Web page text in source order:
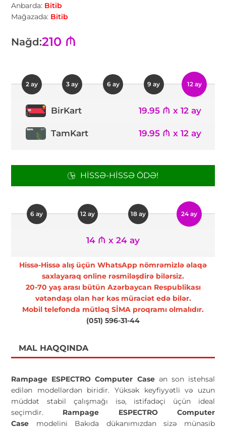
Anbarda: Bitib
Mağazada: Bitib
Nağd:210 ₼
2 ay 3 ay 6 ay 9 ay 12 ay
BirKart 19.95 ₼ x 12 ay
TamKart 19.95 ₼ x 12 ay
HISSƏ-HISSƏ ÖDƏ!
6 ay 12 ay 18 ay 24 ay
14 ₼ x 24 ay
Hissə-Hissə alış üçün WhatsApp nömrəmizlə əlaqə
saxlayaraq online rəsmiləşdirə bilərsiz.
20-70 yaş arası bütün Azərbaycan Respublikası
vətəndaşı olan hər kəs müraciət edə bilər.
Mobil telefonda mütləq SİMA proqramı olmalıdır.
(051) 596-31-44
MAL HAQQINDA
Rampage ESPECTRO Computer Case ən son istehsal
edilən modellərdən biridir. Yüksək keyfiyyətli və uzun
müddət stabil çalışmağı isə, istifadəçi üçün ideal
seçimdir. Rampage ESPECTRO Computer
Case modelini Bakıda dükanımızdan sizə münasib